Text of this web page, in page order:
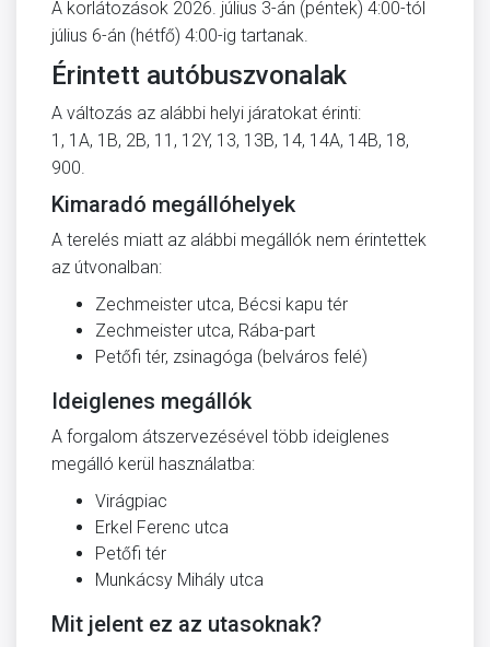
A korlátozások 2026. július 3-án (péntek) 4:00-tól
július 6-án (hétfő) 4:00-ig tartanak.
Érintett autóbuszvonalak
A változás az alábbi helyi járatokat érinti:
1, 1A, 1B, 2B, 11, 12Y, 13, 13B, 14, 14A, 14B, 18,
900.
Kimaradó megállóhelyek
A terelés miatt az alábbi megállók nem érintettek
az útvonalban:
Zechmeister utca, Bécsi kapu tér
Zechmeister utca, Rába-part
Petőfi tér, zsinagóga (belváros felé)
Ideiglenes megállók
A forgalom átszervezésével több ideiglenes
megálló kerül használatba:
Virágpiac
Erkel Ferenc utca
Petőfi tér
Munkácsy Mihály utca
Mit jelent ez az utasoknak?